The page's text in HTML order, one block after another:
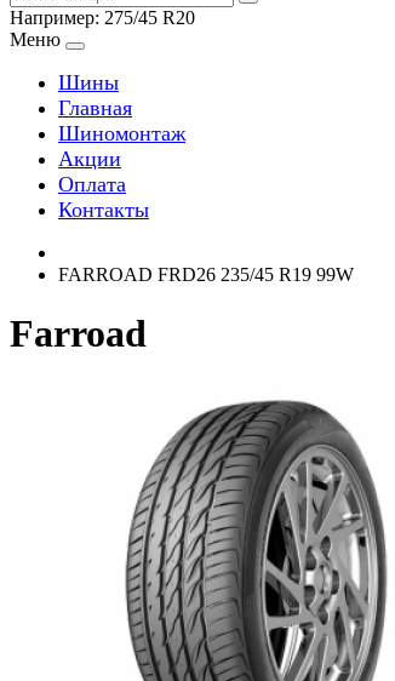
Например: 275/45 R20
Меню
Шины
Главная
Шиномонтаж
Акции
Оплата
Контакты
FARROAD FRD26 235/45 R19 99W
Farroad